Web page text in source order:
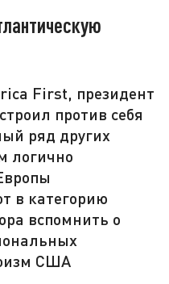
First, президент
против себя
ряд других
логично
в категорию
вспомнить о
США